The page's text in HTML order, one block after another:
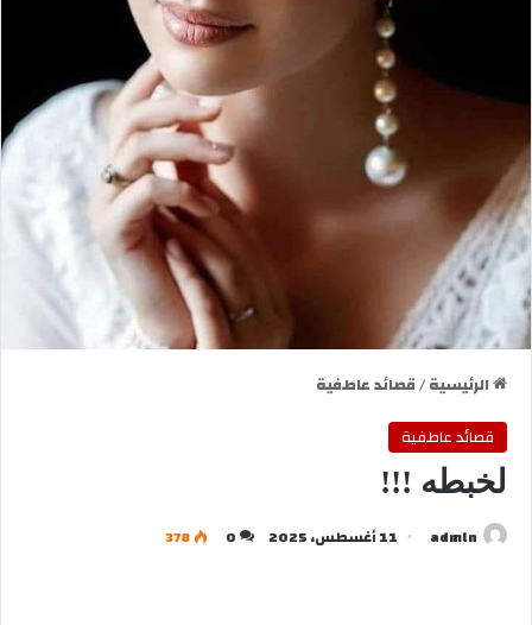
الرئيسية/قصائد عاطفية
قصائد عاطفية
لخبطه !!!
admln 11 أغسطس، 2025 0
378